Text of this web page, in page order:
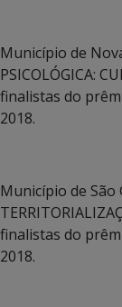
Município de
PSICOLÓGICA:
finalistas do
2018.
Município de São
finalistas do
2018.